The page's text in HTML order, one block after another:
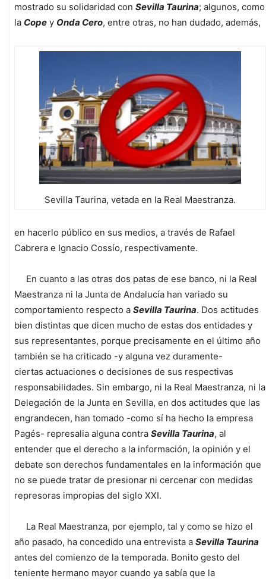
mostrado su solidaridad con Sevilla Taurina; algunos, como
la Cope y Onda Cero, entre otras, no han dudado, además,
Sevilla Taurina, vetada en la Real Maestranza.
en hacerlo público en sus medios, a través de Rafael
Cabrera e Ignacio Cossío, respectivamente.
En cuanto a las otras dos patas de ese banco, ni la Real
Maestranza ni la Junta de Andalucía han variado su
comportamiento respecto a Sevilla Taurina. Dos actitudes
bien distintas que dicen mucho de estas dos entidades y
sus representantes, porque precisamente en el último año
también se ha criticado -y alguna vez duramente-
ciertas actuaciones o decisiones de sus respectivas
responsabilidades. Sin embargo, ni la Real Maestranza, ni la
Delegación de la Junta en Sevilla, en dos actitudes que las
engrandecen, han tomado -como sí ha hecho la empresa
Pagés- represalia alguna contra Sevilla Taurina, al
entender que el derecho a la información, la opinión y el
debate son derechos fundamentales en la información que
no se puede tratar de presionar ni cercenar con medidas
represoras impropias del siglo XXI.
La Real Maestranza, por ejemplo, tal y como se hizo el
año pasado, ha concedido una entrevista a Sevilla Taurina
antes del comienzo de la temporada. Bonito gesto del
teniente hermano mayor cuando ya sabía que la